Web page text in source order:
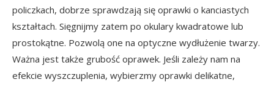
policzkach, dobrze sprawdzają się oprawki o kanciastych
kształtach. Sięgnijmy zatem po okulary kwadratowe lub
prostokątne. Pozwolą one na optyczne wydłużenie twarzy.
Ważna jest także grubość oprawek. Jeśli zależy nam na
efekcie wyszczuplenia, wybierzmy oprawki delikatne,